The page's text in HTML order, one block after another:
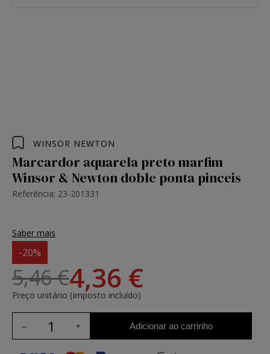
WINSOR NEWTON
Marcardor aquarela preto marfim
Winsor & Newton doble ponta pinceis
Referência: 23-201331
Saber mais
-20%
5,46 €4,36 €
Preço unitário (imposto incluído)
Adicionar ao carrinho